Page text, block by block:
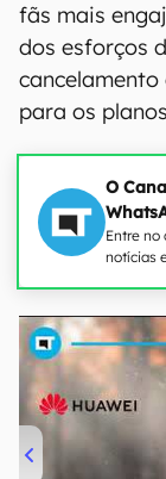
fãs mais
dos esforços
para os
O
Entre no
notícias